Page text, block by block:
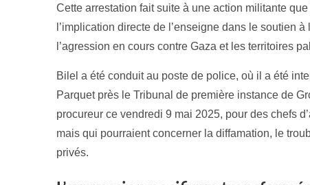
Cette arrestation fait suite à une action militante
l’implication directe de l’enseigne dans le soutien
l’agression en cours contre Gaza et les territoires
Bilel a été conduit au poste de police, où il a été
Parquet près le Tribunal de première instance de
procureur ce vendredi 9 mai 2025, pour des chefs
mais qui pourraient concerner la diffamation, le
privés.